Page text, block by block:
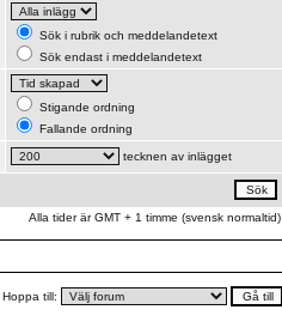
Sök i rubrik och meddelandetext
Sök endast i meddelandetext
Stigande ordning
Fallande ordning
tecknen av inlägget
Alla tider är GMT + 1 timme (svensk normaltid)
Hoppa till: